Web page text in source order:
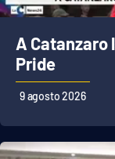
Politica
Società
A
Pride
9 agosto 2026